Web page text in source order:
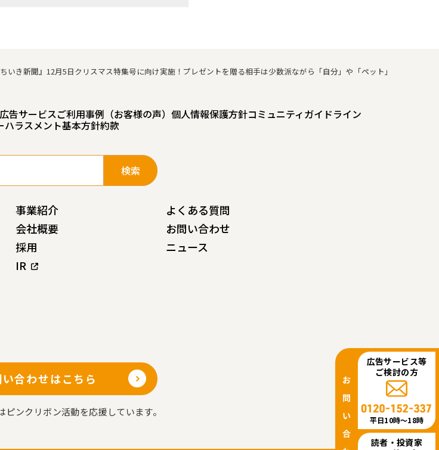
いき新聞』12月5日クリスマス特集号に向け実施！プレゼントを贈る相手は少数派ながら「自分」や「ペット」
告サービスご利用事例（お客様の声） 個人情報保護方針コミュニティガイドライン
ハラスメント基本方針約款
事業紹介
会社概要
採用
IR
よくある質問
お問い合わせ
ニュース
合わせはこちら
ピンクリボン活動を応援しています。
広告サービス等
ご検討の方
平日10時〜18時
読者・投資家